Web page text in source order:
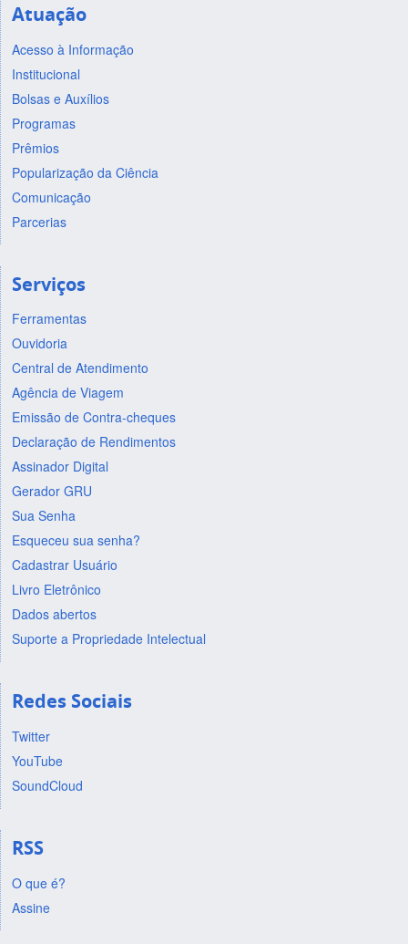
Atuação
Acesso à Informação
Institucional
Bolsas e Auxílios
Programas
Prêmios
Popularização da Ciência
Comunicação
Parcerias
Serviços
Ferramentas
Ouvidoria
Central de Atendimento
Agência de Viagem
Emissão de Contra-cheques
Declaração de Rendimentos
Assinador Digital
Gerador GRU
Sua Senha
Esqueceu sua senha?
Cadastrar Usuário
Livro Eletrônico
Dados abertos
Suporte a Propriedade Intelectual
Redes Sociais
Twitter
YouTube
SoundCloud
RSS
O que é?
Assine